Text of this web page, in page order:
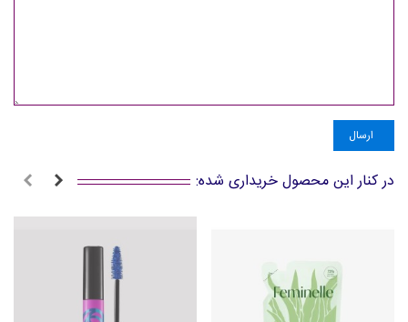
ارسال
در کنار این محصول خریداری شده: